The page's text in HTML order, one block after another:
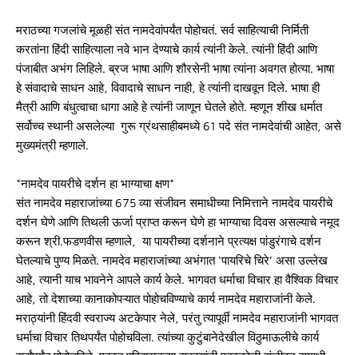
मराठच्या गजलांचे मूळही संत नामदेवांपर्यंत पोहोचतं. सर्व साहित्याची निर्मिती
करतांना हिंदी साहित्याला नवे भान देण्याचे कार्य त्यांनी केले. त्यांनी हिंदी आणि
पंजाबीत अभंग लिहिले. ब्रज भाषा आणि शौरसेनी भाषा त्यांना अवगत होत्या. भाषा
हे संवादाचे साधन आहे, विवादाचे साधन नाही, हे त्यांनी दाखवून दिले. भाषा ही
मैत्री आणि बंधुत्वाचा धागा आहे हे त्यांनी जाणून घेतले होते. म्हणून शीख धर्मात
सर्वोच्च स्थानी असलेल्या गुरू ग्रंथसाहीबमध्ये 61 पदे संत नामदेवांची आहेत, असे
मुख्यमंत्री म्हणाले.
*नामदेव पायरीचे दर्शन हा भाग्याचा क्षण*
संत नामदेव महाराजांच्या 675 व्या संजीवन समाधीच्या निमित्ताने नामदेव पायरीचे
दर्शन घेणे आणि तिथली ऊर्जा प्राप्त करून घेणे हा भाग्याचा दिवस असल्याचे नमूद
करून श्री.फडणवीस म्हणाले, या पायरीच्या दर्शनाने प्रत्यक्ष पांडुरंगाचे दर्शन
घेतल्याचे पुण्य मिळते. नामदेव महाराजांच्या अभंगात ‘पायरिचे चिरे’ असा उल्लेख
आहे, त्यानी याच भावनेने आपले कार्य केले. भागवत धर्माचा विचार हा वैश्विक विचार
आहे, तो देशाच्या कानाकोपऱ्यात पोहोचविण्याचे कार्य नामदेव महाराजांनी केले.
मराठ्यांनी हिंदवी स्वराज्य अटकेपार नेले, परंतु त्यापूर्वी नामदेव महाराजांनी भागवत
धर्माचा विचार तिथपर्यंत पोहोचविला. त्यांच्या कुटुंबानेदेखील विठुमाऊलीचे कार्य